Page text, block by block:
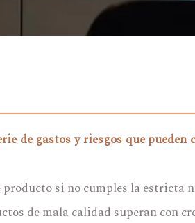
de gastos y riesgos que
si no cumples la estricta
de mala calidad superan con